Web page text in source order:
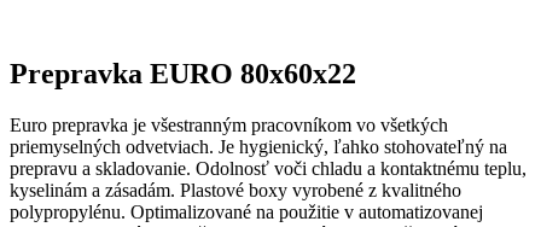
Prepravka EURO 80x60x22
Euro prepravka je všestranným pracovníkom vo všetkých
priemyselných odvetviach. Je hygienický, ľahko stohovateľný na
prepravu a skladovanie. Odolnosť voči chladu a kontaktnému teplu,
kyselinám a zásadám. Plastové boxy vyrobené z kvalitného
polypropylénu. Optimalizované na použitie v automatizovanej